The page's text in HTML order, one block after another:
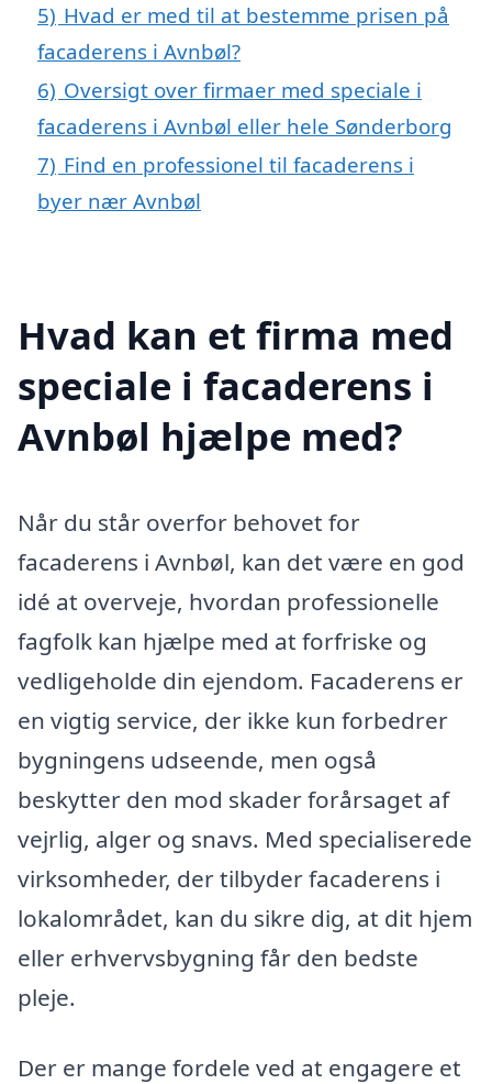
5) Hvad er med til at bestemme prisen på
facaderens i Avnbøl?
6) Oversigt over firmaer med speciale i
facaderens i Avnbøl eller hele Sønderborg
7) Find en professionel til facaderens i
byer nær Avnbøl
Hvad kan et firma med
speciale i facaderens i
Avnbøl hjælpe med?
Når du står overfor behovet for
facaderens i Avnbøl, kan det være en god
idé at overveje, hvordan professionelle
fagfolk kan hjælpe med at forfriske og
vedligeholde din ejendom. Facaderens er
en vigtig service, der ikke kun forbedrer
bygningens udseende, men også
beskytter den mod skader forårsaget af
vejrlig, alger og snavs. Med specialiserede
virksomheder, der tilbyder facaderens i
lokalområdet, kan du sikre dig, at dit hjem
eller erhvervsbygning får den bedste
pleje.
Der er mange fordele ved at engagere et